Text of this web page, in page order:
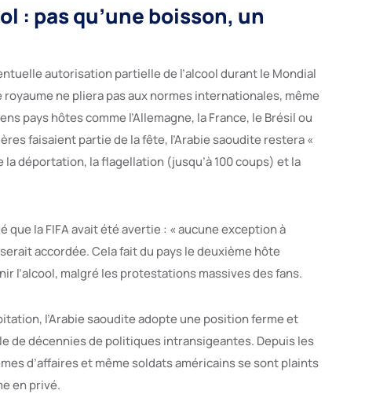
: pas qu’une boisson, un
autorisation partielle de l’alcool durant le Mondial
ne pliera pas aux normes internationales, même
pays hôtes comme l’Allemagne, la France, le Brésil ou
faisaient partie de la fête, l’Arabie saoudite restera «
la déportation, la flagellation (jusqu’à 100 coups) et la
que la FIFA avait été avertie : « aucune exception à
accordée. Cela fait du pays le deuxième hôte
l’alcool, malgré les protestations massives des fans.
l’Arabie saoudite adopte une position ferme et
de décennies de politiques intransigeantes. Depuis les
d’affaires et même soldats américains se sont plaints
en privé.